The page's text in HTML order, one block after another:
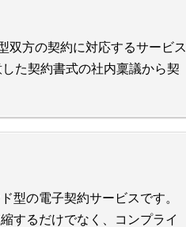
双方の契約に対応するサービス
た契約書式の社内稟議から契
型の電子契約サービスです。
するだけでなく、コンプライ